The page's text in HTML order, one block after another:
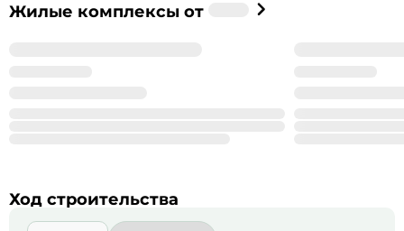
Застройщик
%_NAME_%
Жилые комплексы от
Ход строительства